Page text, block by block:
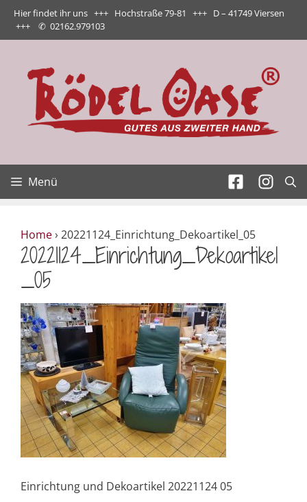
Zum
Inhalt
springen
Hier findet ihr uns +++ Hochstraße 79-81 +++ D – 41749 Viersen
+++ ✆ 02162.979103
Menü
Home› 20221124_Einrichtung_Dekoartikel_05
20221124_Einrichtung_Dekoartikel
_05
Einrichtung und Dekoartikel 20221124 05